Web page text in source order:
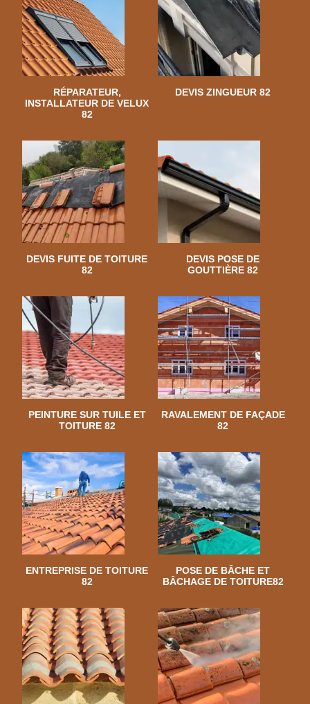
RÉPARATEUR,
INSTALLATEUR DE VELUX
82
DEVIS ZINGUEUR 82
DEVIS FUITE DE TOITURE
82
DEVIS POSE DE
GOUTTIÈRE 82
PEINTURE SUR TUILE ET
TOITURE 82
RAVALEMENT DE FAÇADE
82
ENTREPRISE DE TOITURE
82
POSE DE BÂCHE ET
BÂCHAGE DE TOITURE82